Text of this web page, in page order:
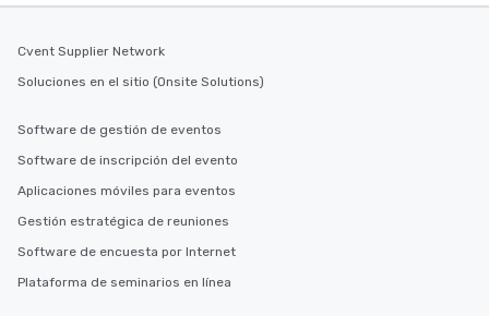
Cvent Supplier Network
Soluciones en el sitio (Onsite Solutions)
Software de gestión de eventos
Software de inscripción del evento
Aplicaciones móviles para eventos
Gestión estratégica de reuniones
Software de encuesta por Internet
Plataforma de seminarios en línea